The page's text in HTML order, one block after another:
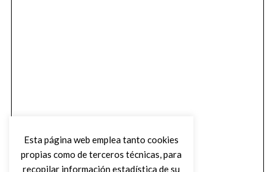
Esta página web emplea tanto cookies
propias como de terceros técnicas, para
recopilar información estadística de su